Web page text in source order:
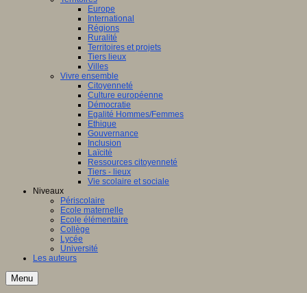
Europe
International
Régions
Ruralité
Territoires et projets
Tiers lieux
Villes
Vivre ensemble
Citoyenneté
Culture européenne
Démocratie
Egalité Hommes/Femmes
Ethique
Gouvernance
Inclusion
Laïcité
Ressources citoyenneté
Tiers - lieux
Vie scolaire et sociale
Niveaux
Périscolaire
Ecole maternelle
Ecole élémentaire
Collège
Lycée
Université
Les auteurs
Menu